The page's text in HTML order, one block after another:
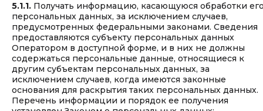
5.1.1. Получать информацию, касающуюся обработки
персональных данных, за исключением случаев,
предусмотренных федеральными законами. Сведения
предоставляются субъекту персональных данных
Оператором в доступной форме, и в них не должны
содержаться персональные данные, относящиеся к
другим субъектам персональных данных, за
исключением случаев, когда имеются законные
основания для раскрытия таких персональных данных.
Перечень информации и порядок ее получения